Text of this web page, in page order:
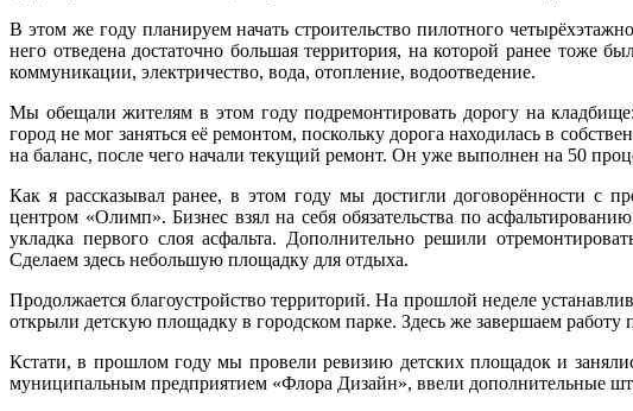
В этом же году планируем начать строительство пилотного
него отведена достаточно большая территория, на которой ранее тоже
коммуникации, электричество, вода, отопление, водоотведение.
Мы обещали жителям в этом году подремонтировать дорогу на
город не мог заняться её ремонтом, поскольку дорога находилась в
на баланс, после чего начали текущий ремонт. Он уже выполнен на 50
Как я рассказывал ранее, в этом году мы достигли договорённости с
центром «Олимп». Бизнес взял на себя обязательства по
укладка первого слоя асфальта. Дополнительно решили
Сделаем здесь небольшую площадку для отдыха.
Продолжается благоустройство территорий. На прошлой неделе
открыли детскую площадку в городском парке. Здесь же завершаем работу
Кстати, в прошлом году мы провели ревизию детских площадок и
муниципальным предприятием «Флора Дизайн», ввели дополнительные